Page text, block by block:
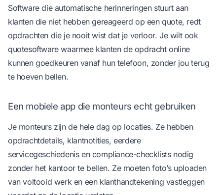
Software die automatische herinneringen stuurt aan
klanten die niet hebben gereageerd op een quote, redt
opdrachten die je nooit wist dat je verloor. Je wilt ook
quotesoftware waarmee klanten de opdracht online
kunnen goedkeuren vanaf hun telefoon, zonder jou terug
te hoeven bellen.
Een mobiele app die monteurs echt gebruiken
Je monteurs zijn de hele dag op locaties. Ze hebben
opdrachtdetails, klantnotities, eerdere
servicegeschiedenis en compliance-checklists nodig
zonder het kantoor te bellen. Ze moeten foto’s uploaden
van voltooid werk en een klanthandtekening vastleggen